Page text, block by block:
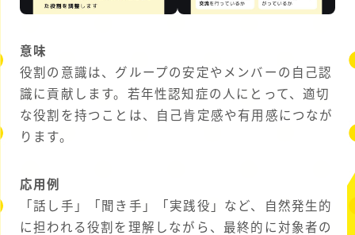
意味
役割の意識は、グループの安定やメンバーの自己認
識に貢献します。若年性認知症の人にとって、適切
な役割を持つことは、自己肯定感や有用感につなが
ります。
応用例
「話し手」「聞き手」「実践役」など、自然発生的
に担われる役割を理解しながら、最終的に対象者の